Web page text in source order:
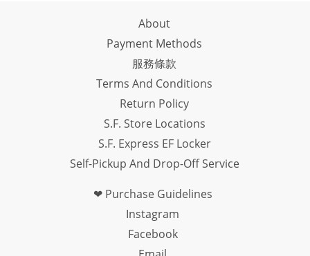
About
Payment Methods
服務條款
Terms And Conditions
Return Policy
S.F. Store Locations
S.F. Express EF Locker
Self-Pickup And Drop-Off Service
❤ Purchase Guidelines
Instagram
Facebook